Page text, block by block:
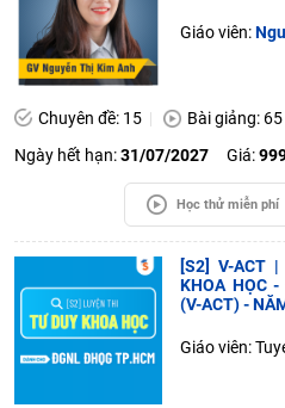
Giáo viên:
Chuyên đề: 15 Bài giảng: 65
Ngày hết hạn:31/07/2027 Giá:
Học thử miễn phí
[S2] V-ACT
KHOA HỌC
(V-ACT) -
Giáo viên: